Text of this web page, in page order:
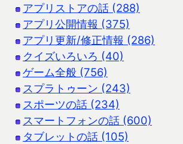
アプリストアの話 (288)
アプリ公開情報 (375)
アプリ更新/修正情報 (286)
クイズいろいろ (40)
ゲーム全般 (756)
スプラトゥーン (243)
スポーツの話 (234)
スマートフォンの話 (600)
タブレットの話 (105)